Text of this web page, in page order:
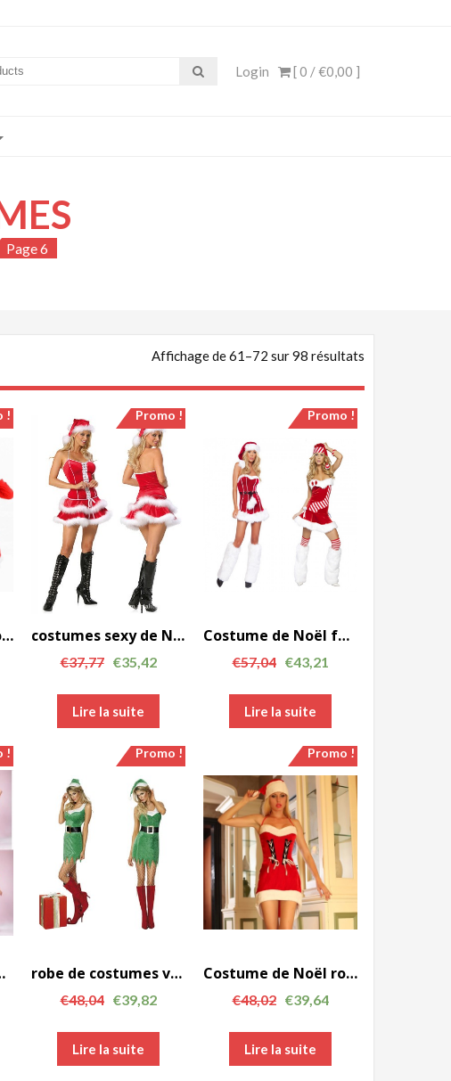
[ 0 /€0,00 ]
Login
Page 6
Affichage de 61–72 sur 98 résultats
!
Costume de Noël rouge femmes robe de soirée avec capuche manches longues FCC00111 uniforme
Promo !
costumes sexy de Noël fête de Noël tissu robe rouge de FCC0090
€37,77 €35,42
Lire la suite
Promo !
Costume de Noël fahsion rouge épaule Off femmes robe de soirée avec de la fourrure FCC00129
€57,04 €43,21
Lire la suite
!
rouge et FCC0044 chapeau
Promo !
robe de costumes vert de Noël pour les femmes avec FCC0067 ceinture noire
€48,04 €39,82
Lire la suite
Promo !
Costume de Noël rouge femmes Parti Halter robe Off épaule avec le chapeau FCC00118
€48,02 €39,64
Lire la suite